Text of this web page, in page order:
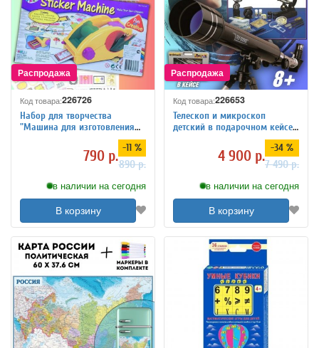
Код товара:226726
Набор для творчества
"Машина для изготовления
790 р. -11 %
890 р.
в наличии на сегодня
В корзину
Код товара:226653
Телескоп и микроскоп
детский в подарочном кейсе
4 900 р. -34 %
7 490 р.
в наличии на сегодня
В корзину